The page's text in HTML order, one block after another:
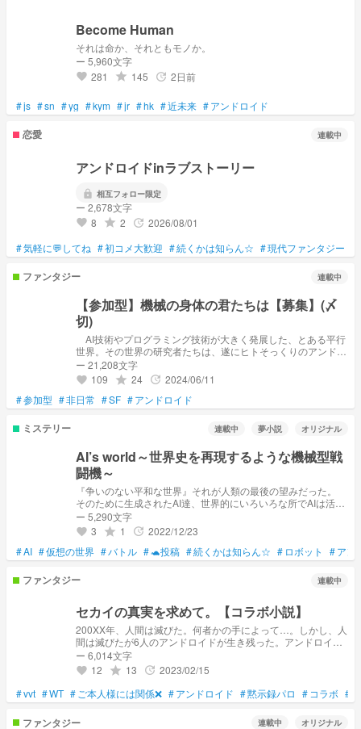
Become Human
それは命か、それともモノか。
ー 5,960文字
favorite 281 grade 145 update 2日前
#js #sn #yg #kym #jr #hk #近未来 #アンドロイド
恋愛 連載中
アンドロイドinラブストーリー
lock 相互フォロー限定
ー 2,678文字
favorite 8 grade 2 update 2026/08/01
#気軽に💬してね #初コメ大歓迎 #続くかは知らん☆ #現代ファンタジー
ファンタジー 連載中
【参加型】機械の身体の君たちは【募集】(〆
切)
AI技術やプログラミング技術が大きく発展した、とある平行
世界。その世界の研究者たちは、遂にヒトそっくりのアンドロ
イドを生み出した。 アンドロイド達は多くのヒトに受け入
れられ、家電メーカーはこぞって多機能アンドロイドを販売し
始めた。 それは例えば、パフォーマンス用であったり、子
守り用であったり、はたまた金持ちが自らの富を誇示するため
のアクセサリー用であったりした。 もはや日常でアンドロ
イドを見ないことはなく、人々はアンドロイドと良き友、良き
家族、良き仕事仲間として共に手を取り合い、生活している。
しかし、進み続ける世の中で、唯一であり最大の課題がひと
つ。 それらは俗に『はぐれアンドロイド』と呼ばれる、役
割を失ったモノたちだった。
ー 21,208文字
favorite 109 grade 24 update 2024/06/11
#参加型 #非日常 #SF #アンドロイド
ミステリー 連載中 夢小説 オリジナル
AI’s world～世界史を再現するような機械型戦
闘機～
『争いのない平和な世界』それが人類の最後の望みだった。
そのために生成されたAI達、世界的にいろいろな所でAIは活躍
している。だがそれはあくまで”支える”という為だった。一時
的に世界中のAIが機能しなくなり世間が騒ぎ立てる。そして突
如現れた未知な生物。世間はさらに混乱していく
ー 5,290文字
favorite 3 grade 1 update 2022/12/23
#AI #仮想の世界 #バトル #🐢投稿 #続くかは知らん☆ # ロボット #アン
ファンタジー 連載中
セカイの真実を求めて。【コラボ小説】
200XX年、人間は滅びた。何者かの手によって…。しかし、人
間は滅びたが6人のアンドロイドが生き残った。アンドロイド
達は不思議に思った。何故僕達は生きているのか、何故人間は
滅ばなければいけなかったのか。彼らはその真実に迫るため
ー 6,014文字
favorite 12 grade 13 update 2023/02/15
#vvt #WT # ご本人様には関係❌ #アンドロイド #黙示録パロ # コラボ #
ファンタジー 連載中 オリジナル